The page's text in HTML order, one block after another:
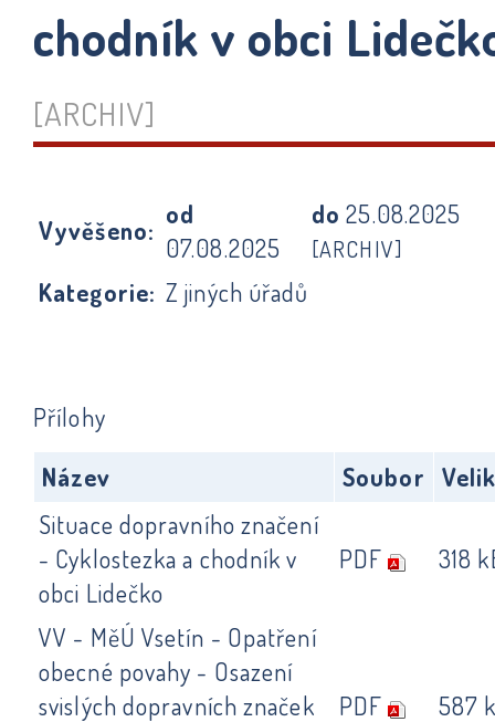
chodník v obci
[ARCHIV]
Vyvěšeno:
od
07.08.2025
do25.08.2025
[ARCHIV]
Kategorie: Z jiných úřadů
Přílohy
Název
Soubor
Situace dopravního značení
- Cyklostezka a chodník v
obci Lidečko
PDF 318
VV - MěÚ Vsetín - Opatření
obecné povahy - Osazení
svislých dopravních značek
PDF 587